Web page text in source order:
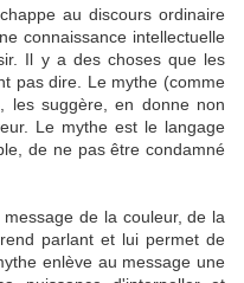
au discours ordinaire
connaissance intellectuelle
Il y a des choses que les
pas dire. Le mythe (comme
les suggère, en donne non
Le mythe est le langage
de ne pas être condamné
de la couleur, de la
parlant et lui permet de
enlève au message une